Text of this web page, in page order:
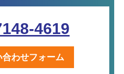
4619
合わせフォーム